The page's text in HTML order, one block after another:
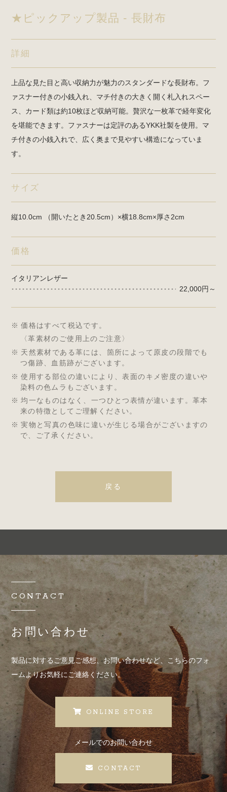
★ピックアップ製品 - 長財布
詳細
上品な見た目と高い収納力が魅力のスタンダードな長財布。フ
ァスナー付きの小銭入れ、マチ付きの大きく開く札入れスペー
ス、カード類は約10枚ほど収納可能。贅沢な一枚革で経年変化
を堪能できます。ファスナーは定評のあるYKK社製を使用。マ
チ付きの小銭入れで、広く奥まで見やすい構造になっていま
す。
サイズ
縦10.0cm （開いたとき20.5cm）×横18.8cm×厚さ2cm
価格
イタリアンレザー
22,000円～
価格はすべて税込です。
〈革素材のご使用上のご注意〉
天然素材である革には、箇所によって原皮の段階でも
つ傷跡、血筋跡がございます。
使用する部位の違いにより、表面のキメ密度の違いや
染料の色ムラもございます。
均一なものはなく、一つひとつ表情が違います。革本
来の特徴としてご理解ください。
実物と写真の色味に違いが生じる場合がございますの
で、ご了承ください。
戻る
CONTACT
お問い合わせ
製品に対するご意見ご感想、お問い合わせなど、
こちらのフォ
ームよりお気軽にご連絡ください。
ONLINE STORE
メールでのお問い合わせ
CONTACT